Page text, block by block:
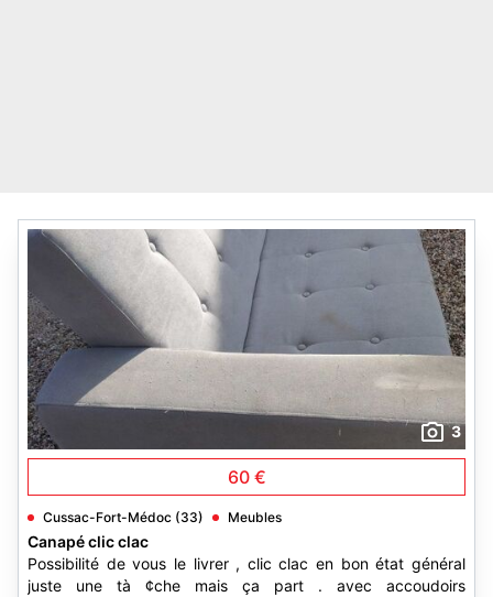
3
60 €
Cussac-Fort-Médoc (33) Meubles
Canapé clic clac
Possibilité de vous le livrer , clic clac en bon état général
juste une tà ¢che mais ça part . avec accoudoirs